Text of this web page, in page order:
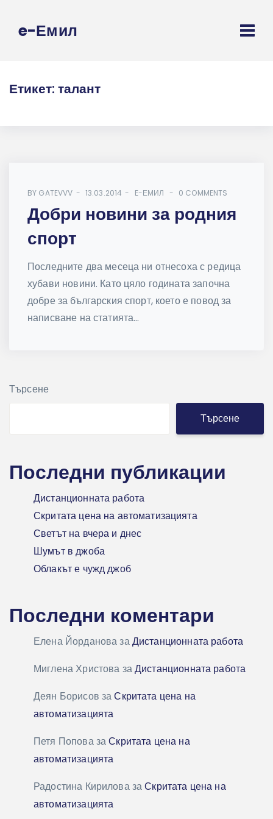
e-Емил
Етикет: талант
BY GATEVVV 13.03.2014 E-ЕМИЛ 0 COMMENTS
Добри новини за родния
спорт
Последните два месеца ни отнесоха с редица
хубави новини. Като цяло годината започна
добре за българския спорт, което е повод за
написване на статията...
Търсене
Търсене
Последни публикации
Дистанционната работа
Скритата цена на автоматизацията
Светът на вчера и днес
Шумът в джоба
Облакът е чужд джоб
Последни коментари
Елена ЙордановазаДистанционната работа
Миглена Христова заДистанционната работа
Деян Борисов заСкритата цена на
автоматизацията
Петя ПоповазаСкритата цена на
автоматизацията
Радостина КириловазаСкритата цена на
автоматизацията